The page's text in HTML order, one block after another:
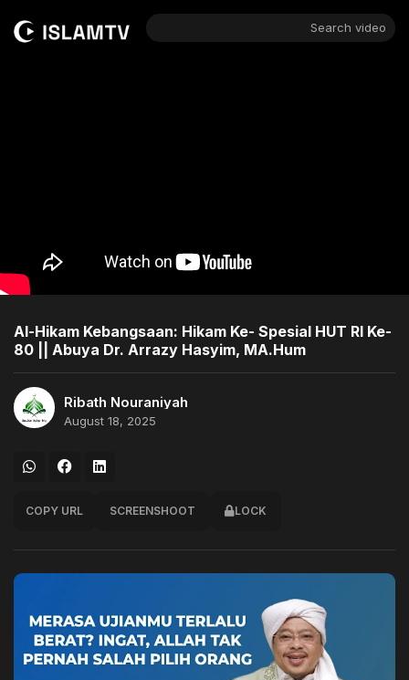
Search video
Al-Hikam Kebangsaan: Hikam Ke- Spesial HUT RI Ke-
80 || Abuya Dr. Arrazy Hasyim, MA.Hum
Ribath Nouraniyah
August 18, 2025
COPY URL SCREENSHOOT LOCK